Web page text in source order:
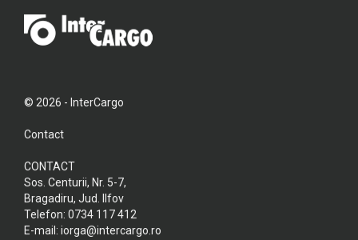
© 2026 - InterCargo
Contact
CONTACT
Sos. Centurii, Nr. 5-7,
Bragadiru, Jud. Ilfov
Telefon: 0734 117 412
E-mail: iorga@intercargo.ro